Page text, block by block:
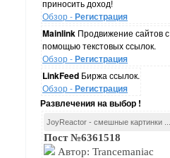
приносить доход!
Обзор -Регистрация
Mainlink Продвижение сайтов с
помощью текстовых ссылок.
Обзор -Регистрация
LinkFeed Биржа ссылок.
Обзор -Регистрация
Развлечения на выбор !
JoyReactor - смешные картинки ...
Пост №6361518
Автор: Trancemaniac